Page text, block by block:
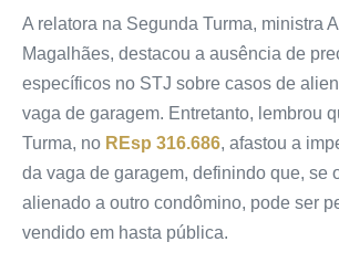
A relatora na Segunda Turma, ministra
Magalhães, destacou a ausência de
específicos no STJ sobre casos de
vaga de garagem. Entretanto, lembrou
Turma, no REsp 316.686, afastou a
da vaga de garagem, definindo que, se
alienado a outro condômino, pode ser
vendido em hasta pública.